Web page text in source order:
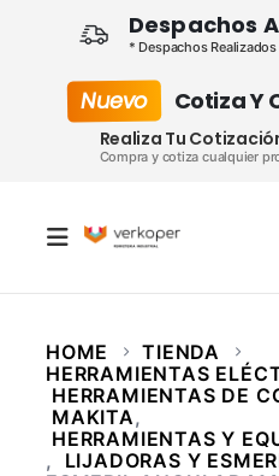
Despachos
* Despachos
Nuevo Cotiza Y
Realiza Tu
Compra y cotiza cualquier
HOME
TIENDA
HERRAMIENTAS
HERRAMIENTAS DE
MAKITA,
HERRAMIENTAS Y
,
LIJADORAS Y